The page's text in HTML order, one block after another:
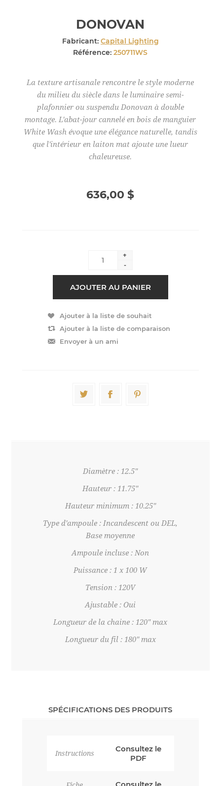
DONOVAN
Fabricant: Capital Lighting
Référence: 250711WS
La texture artisanale rencontre le style moderne
du milieu du siècle dans le luminaire semi-
plafonnier ou suspendu Donovan à double
montage. L'abat-jour cannelé en bois de manguier
White Wash évoque une élégance naturelle, tandis
que l'intérieur en laiton mat ajoute une lueur
chaleureuse.
636,00 $
+
-
Diamètre : 12.5"
Hauteur : 11.75"
Hauteur minimum : 10.25"
Type d'ampoule : Incandescent ou DEL,
Base moyenne
Ampoule incluse : Non
Puissance : 1 x 100 W
Tension : 120V
Ajustable : Oui
Longueur de la chaine : 120" max
Longueur du fil : 180" max
SPÉCIFICATIONS DES PRODUITS
Instructions
Consultez le
PDF